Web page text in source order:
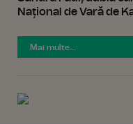
Național de Vară de
Mai multe...